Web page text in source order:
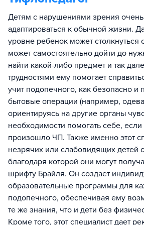
Детям с нарушениями зрения очень
адаптироваться к обычной жизни.
уровне ребенок может
может самостоятельно дойти до
найти какой-либо предмет и так
трудностями ему помогает
учит подопечного, как безопасно и
бытовые операции (например,
ориентируясь на другие органы
необходимости помогать себе, если
произошло ЧП. Также именно этот
незрячих или слабовидящих детей
благодаря которой они могут
шрифту Брайля. Он создает
образовательные программы для
подопечного, обеспечивая ему
те же знания, что и дети без
Кроме того, этот специалист дает